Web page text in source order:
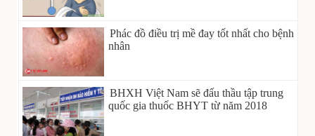
Phác đồ điều trị mề đay tốt nhất cho bệnh
nhân
BHXH Việt Nam sẽ đấu thầu tập trung
quốc gia thuốc BHYT từ năm 2018